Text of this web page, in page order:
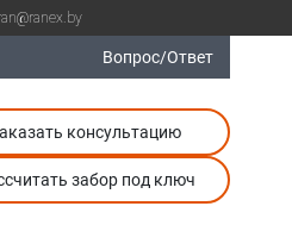
Вопрос/Ответ
консультацию
забор под ключ